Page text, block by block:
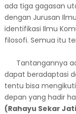
ada tiga gagasan
dengan Jurusan
identifikasi Ilmu
filosofi. Semua itu
Tantangannya
dapat beradaptasi
tentu bisa
depan yang hadir
(Rahayu Sekar